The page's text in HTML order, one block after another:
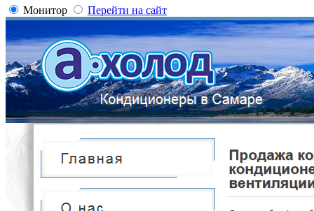
Монитор Перейти на сайт